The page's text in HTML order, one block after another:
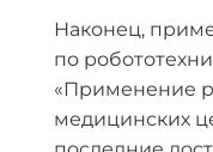
Наконец,
по
«Применение
медицинских